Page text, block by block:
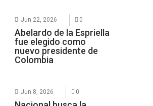
Jun 22, 2026 0
Abelardo de la Espriella
fue elegido como
nuevo presidente de
Colombia
Jun 8, 2026 0